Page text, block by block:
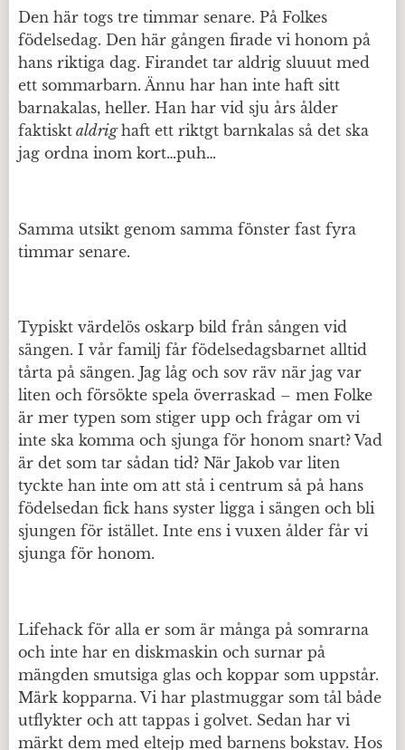
Den här togs tre timmar senare. På Folkes
födelsedag. Den här gången firade vi honom på
hans riktiga dag. Firandet tar aldrig sluuut med
ett sommarbarn. Ännu har han inte haft sitt
barnakalas, heller. Han har vid sju års ålder
faktiskt aldrighaft ett riktgt barnkalas så det ska
jag ordna inom kort…puh…
Samma utsikt genom samma fönster fast fyra
timmar senare.
Typiskt värdelös oskarp bild från sången vid
sängen. I vår familj får födelsedagsbarnet alltid
tårta på sängen. Jag låg och sov räv när jag var
liten och försökte spela överraskad – men Folke
är mer typen som stiger upp och frågar om vi
inte ska komma och sjunga för honom snart? Vad
är det som tar sådan tid? När Jakob var liten
tyckte han inte om att stå i centrum så på hans
födelsedan fick hans syster ligga i sängen och bli
sjungen för istället. Inte ens i vuxen ålder får vi
sjunga för honom.
Lifehack för alla er som är många på somrarna
och inte har en diskmaskin och surnar på
mängden smutsiga glas och koppar som uppstår.
Märk kopparna. Vi har plastmuggar som tål både
utflykter och att tappas i golvet. Sedan har vi
märkt dem med eltejp med barnens bokstav. Hos